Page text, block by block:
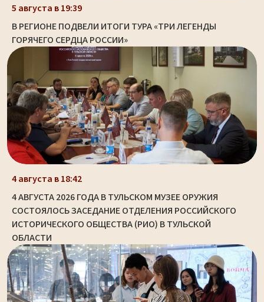
5 августа в 19:39
В РЕГИОНЕ ПОДВЕЛИ ИТОГИ ТУРА «ТРИ ЛЕГЕНДЫ
ГОРЯЧЕГО СЕРДЦА РОССИИ»
4 августа в 18:42
4 АВГУСТА 2026 ГОДА В ТУЛЬСКОМ МУЗЕЕ ОРУЖИЯ
СОСТОЯЛОСЬ ЗАСЕДАНИЕ ОТДЕЛЕНИЯ РОССИЙСКОГО
ИСТОРИЧЕСКОГО ОБЩЕСТВА (РИО) В ТУЛЬСКОЙ
ОБЛАСТИ